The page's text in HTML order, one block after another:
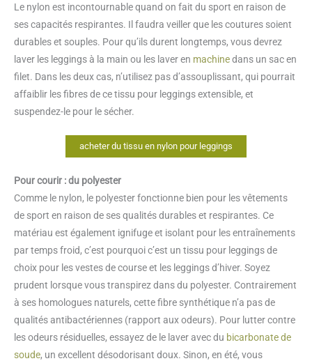
Le nylon est incontournable quand on fait du sport en raison de
ses capacités respirantes. Il faudra veiller que les coutures soient
durables et souples. Pour qu’ils durent longtemps, vous devrez
laver les leggings à la main ou les laver en machinedans un sac en
filet. Dans les deux cas, n’utilisez pas d’assouplissant, qui pourrait
affaiblir les fibres de ce tissu pour leggings extensible, et
suspendez-le pour le sécher.
acheter du tissu en nylon pour leggings
Pour courir : du polyester
Comme le nylon, le polyester fonctionne bien pour les vêtements
de sport en raison de ses qualités durables et respirantes. Ce
matériau est également ignifuge et isolant pour les entraînements
par temps froid, c’est pourquoi c’est un tissu pour leggings de
choix pour les vestes de course et les leggings d’hiver. Soyez
prudent lorsque vous transpirez dans du polyester. Contrairement
à ses homologues naturels, cette fibre synthétique n’a pas de
qualités antibactériennes (rapport aux odeurs). Pour lutter contre
les odeurs résiduelles, essayez de le laver avec du bicarbonate de
soude, un excellent désodorisant doux. Sinon, en été, vous